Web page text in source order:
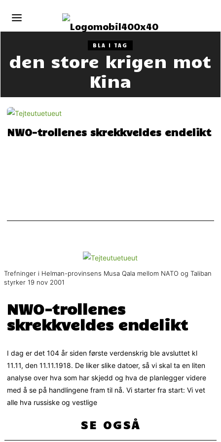
BLA I TAG
den store krigen mot
Kina
NWO-trollenes skrekkveldes endelikt
Trefninger i Helman-provinsens Musa Qala mellom NATO og Taliban
styrker 19 nov 2001
NWO-trollenes
skrekkveldes endelikt
I dag er det 104 år siden første verdenskrig ble avsluttet kl
11.11, den 11.11.1918. De liker slike datoer, så vi skal ta en liten
analyse over hva som har skjedd og hva de planlegger videre
med å se på handlingene fram til nå. Vi starter fra start: Vi vet
alle hva russiske og vestlige
SE OGSÅ